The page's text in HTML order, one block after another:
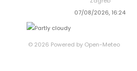
07/08/2026, 16:24
© 2026 Powered by Open-Meteo